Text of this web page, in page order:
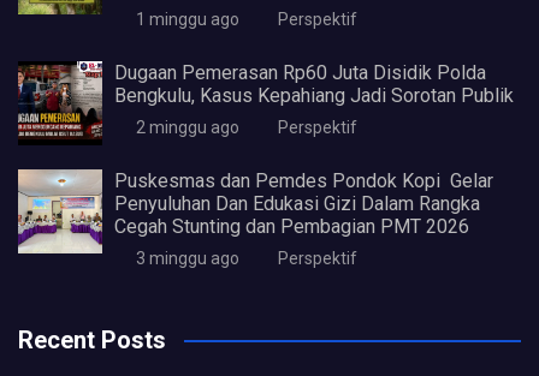
1 minggu ago Perspektif
Dugaan Pemerasan Rp60 Juta Disidik Polda
Bengkulu, Kasus Kepahiang Jadi Sorotan Publik
2 minggu ago Perspektif
Puskesmas dan Pemdes Pondok Kopi Gelar
Penyuluhan Dan Edukasi Gizi Dalam Rangka
Cegah Stunting dan Pembagian PMT 2026
3 minggu ago Perspektif
Recent Posts